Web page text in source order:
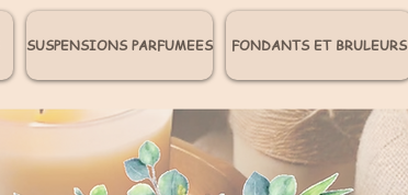
SUSPENSIONS PARFUMEES FONDANTS ET BRULEURS